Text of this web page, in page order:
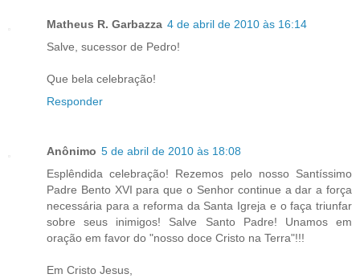
Matheus R. Garbazza 4 de abril de 2010 às 16:14
Salve, sucessor de Pedro!
Que bela celebração!
Responder
Anônimo 5 de abril de 2010 às 18:08
Esplêndida celebração! Rezemos pelo nosso Santíssimo
Padre Bento XVI para que o Senhor continue a dar a força
necessária para a reforma da Santa Igreja e o faça triunfar
sobre seus inimigos! Salve Santo Padre! Unamos em
oração em favor do "nosso doce Cristo na Terra"!!!
Em Cristo Jesus,